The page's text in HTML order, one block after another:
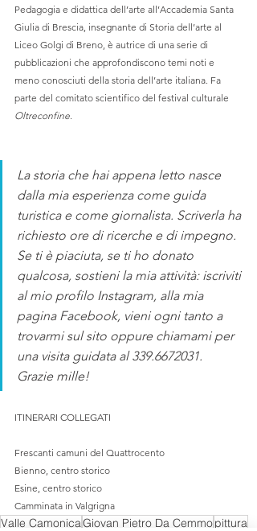
Pedagogia e didattica dell’arte all’Accademia Santa
Giulia di Brescia, insegnante di Storia dell’arte al
Liceo Golgi di Breno, è autrice di una serie di
pubblicazioni che approfondiscono temi noti e
meno conosciuti della storia dell’arte italiana. Fa
parte del comitato scientifico del festival culturale
Oltreconfine
La storia che hai appena letto nasce
dalla mia esperienza come guida
turistica e come giornalista. Scriverla ha
richiesto ore di ricerche e di impegno.
Se ti è piaciuta, se ti ho donato
qualcosa, sostieni la mia attività: iscriviti
al mio profilo Instagram, alla mia
pagina Facebook, vieni ogni tanto a
trovarmi sul sito oppure chiamami per
una visita guidata al 339.6672031.
Grazie mille!
ITINERARI COLLEGATI
Frescanti camuni del Quattrocento
Bienno, centro storico
Esine, centro storico
Camminata in Valgrigna
Valle CamonicaGiovan Pietro Da Cemmopittura